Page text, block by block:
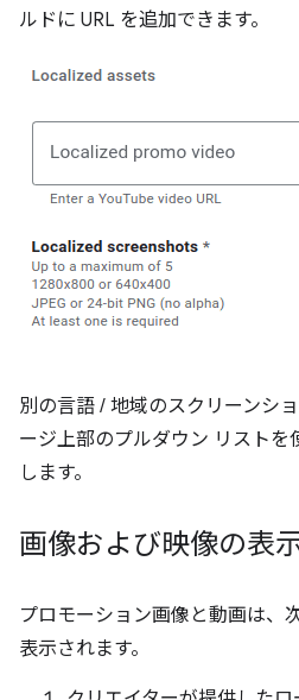
ルドに URL を追加できます。
別の言語 / 地域のスクリーンシ
ージ上部のプルダウン リスト
します。
画像および映像の表
プロモーション画像と動画は、
表示されます。